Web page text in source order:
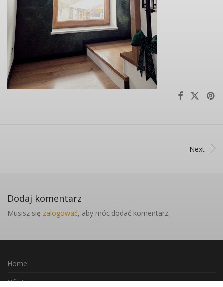
Next
Dodaj komentarz
Musisz się zalogować, aby móc dodać komentarz.
Home
Oferta